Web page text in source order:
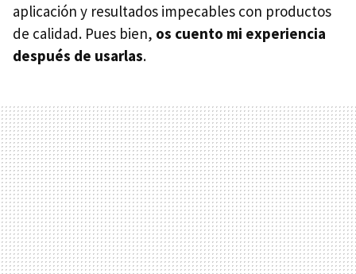
aplicación y resultados impecables con productos
de calidad. Pues bien, os cuento mi experiencia
después de usarlas.